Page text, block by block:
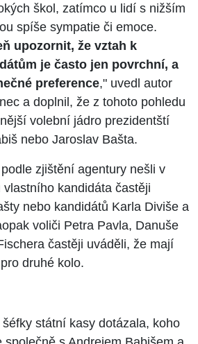
škol, zatímco u lidí s nižším
spíše sympatie či emoce.
upozornit, že vztah k
je často jen povrchní, a
preference," uvedl autor
a doplnil, že z tohoto pohledu
volební jádro prezidentští
nebo Jaroslav Bašta.
zjištění agentury nešli v
kandidáta častěji
nebo kandidátů Karla Diviše a
voliči Petra Pavla, Danuše
častěji uváděli, že mají
druhé kolo.
státní kasy dotázala, koho